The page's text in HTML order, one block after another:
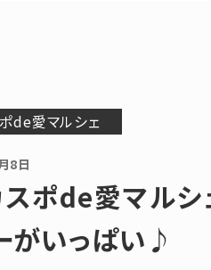
de愛マルシェ
8日
スポde愛マル
がいっぱい♪